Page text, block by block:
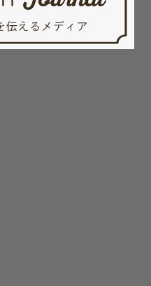
たれます、、、❤︎
、そんな方こそお任せく
する距離感で、自然体な